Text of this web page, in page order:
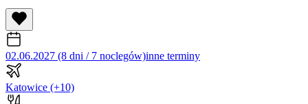
02.06.2027 (8 dni / 7 noclegów)inne terminy
Katowice (+10)